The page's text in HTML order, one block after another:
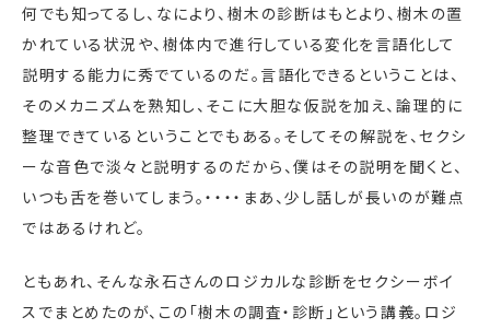
何でも知ってるし、なにより、樹木の診断はもとより、樹木の置
かれている状況や、樹体内で進行している変化を言語化して
説明する能力に秀でているのだ。言語化できるということは、
そのメカニズムを熟知し、そこに大胆な仮説を加え、論理的に
整理できているということでもある。そしてその解説を、セクシ
ーな音色で淡々と説明するのだから、僕はその説明を聞くと、
いつも舌を巻いてしまう。・・・・まあ、少し話しが長いのが難点
ではあるけれど。
ともあれ、そんな永石さんのロジカルな診断をセクシーボイ
スでまとめたのが、この「樹木の調査・診断」という講義。ロジ